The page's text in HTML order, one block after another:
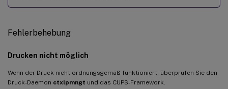
Fehlerbehebung
Drucken nicht möglich
Wenn der Druck nicht ordnungsgemäß funktioniert, überprüfen Sie den
Druck-Daemon ctxlpmngt und das CUPS-Framework.